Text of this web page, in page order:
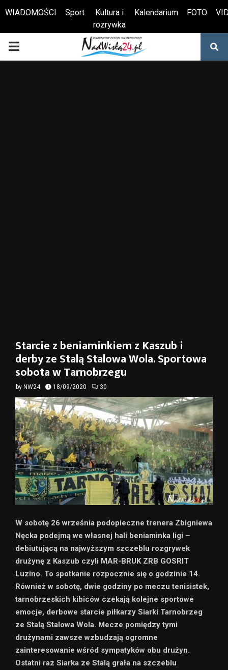
Otwórz pasek narzędzi
WIADOMOŚCI Sport
Kultura i
rozrywka
Kalendarium FOTO
PRIMARY
Starcie z beniaminkiem z Kaszub i
derby ze Stalą Stalowa Wola. Sportowa
sobota w Tarnobrzegu
by NW24 18/09/2020 30
W sobotę 26 września podopieczne trenera Zbigniewa
Nęcka podejmą we własnej hali beniaminka ligi –
debiutującą na najwyższym szczeblu rozgrywek
drużynę z Kaszub czyli MAR-BRUK ZRB GOSRIT
Luzino. To spotkanie rozpocznie się o godzinie 14.
Również w sobotę, dwie godziny po meczu tenisistek,
tarnobrzeskich kibiców czekają kolejne sportowe
emocje, derbowe starcie piłkarzy Siarki Tarnobrzeg
ze Stalą Stalowa Wola. Mecze pomiędzy tymi
drużynami zawsze wzbudzają ogromne
zainteresowanie wśród sympatyków obu drużyn.
Ostatni raz Siarka ze Stalą grała na szczeblu